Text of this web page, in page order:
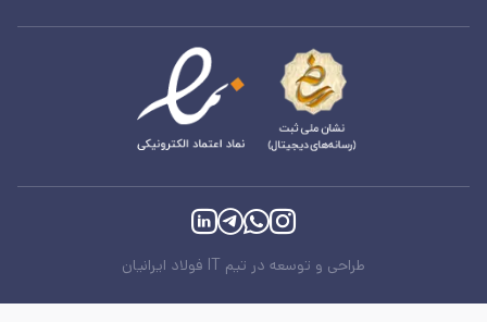
طراحی و توسعه در تیم IT فولاد ایرانیان